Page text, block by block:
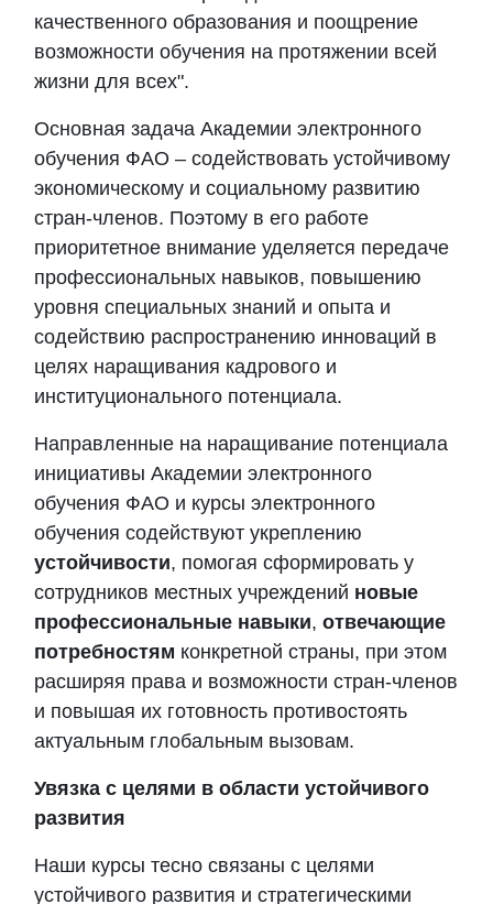
качественного образования и поощрение
возможности обучения на протяжении всей
жизни для всех".
Основная задача Академии электронного
обучения ФАО – содействовать устойчивому
экономическому и социальному развитию
стран-членов. Поэтому в его работе
приоритетное внимание уделяется передаче
профессиональных навыков, повышению
уровня специальных знаний и опыта и
содействию распространению инноваций в
целях наращивания кадрового и
институционального потенциала.
Направленные на наращивание потенциала
инициативы Академии электронного
обучения ФАО и курсы электронного
обучения содействуют укреплению
устойчивости, помогая сформировать у
сотрудников местных учреждений новые
профессиональные навыки, отвечающие
потребностям конкретной страны, при этом
расширяя права и возможности стран-членов
и повышая их готовность противостоять
актуальным глобальным вызовам.
Увязка с целями в области устойчивого
развития
Наши курсы тесно связаны с целями
устойчивого развития и стратегическими